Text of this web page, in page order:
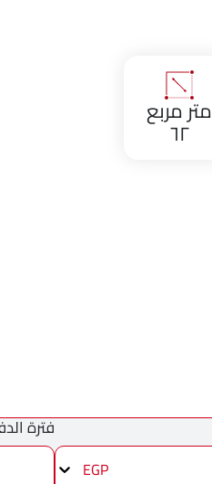
متر مربع
٦٢
EGP
فترة